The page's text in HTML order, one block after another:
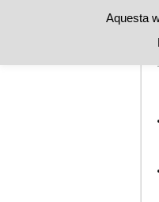
Aquesta